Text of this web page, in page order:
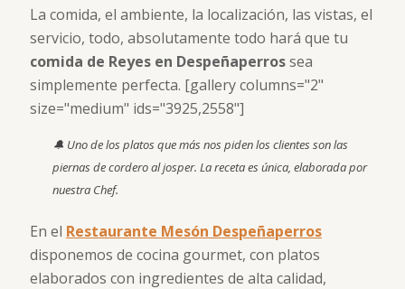
La comida, el ambiente, la localización, las vistas, el
servicio, todo, absolutamente todo hará que tu
comida de Reyes en Despeñaperrossea
simplemente perfecta. [gallery columns="2"
size="medium" ids="3925,2558"]
🔔 Uno de los platos que más nos piden los clientes son las
piernas de cordero al josper. La receta es única, elaborada por
nuestra Chef.
En el Restaurante Mesón Despeñaperros
disponemos de cocina gourmet, con platos
elaborados con ingredientes de alta calidad,